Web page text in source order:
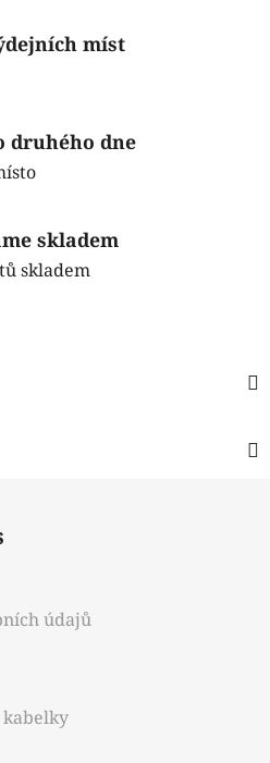
míst
druhého dne
skladem
skladem
údajů
kabelky